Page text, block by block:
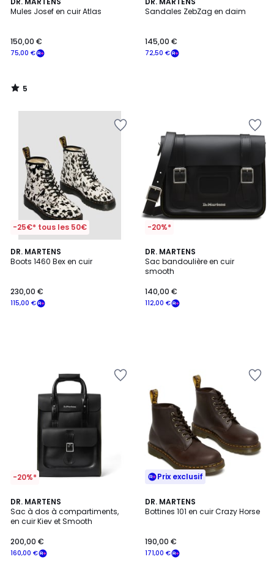
Mules Josef en cuir Atlas
75,00 €
150,00 €
/
5
/
Sandales ZebZag en daim
72,50 €
145,00 €
-25€* tous les 50€
DR. MARTENS
Boots 1460 Bex en cuir
115,00 €
230,00 €
-20%*
DR. MARTENS
Sac bandoulière en cuir
smooth
112,00 €
140,00 €
-20%*
DR. MARTENS
Sac à dos à compartiments,
en cuir Kiev et Smooth
160,00 €
200,00 €
Prix exclusif
DR. MARTENS
Bottines 101 en cuir Crazy Horse
171,00 €
190,00 €
5
/